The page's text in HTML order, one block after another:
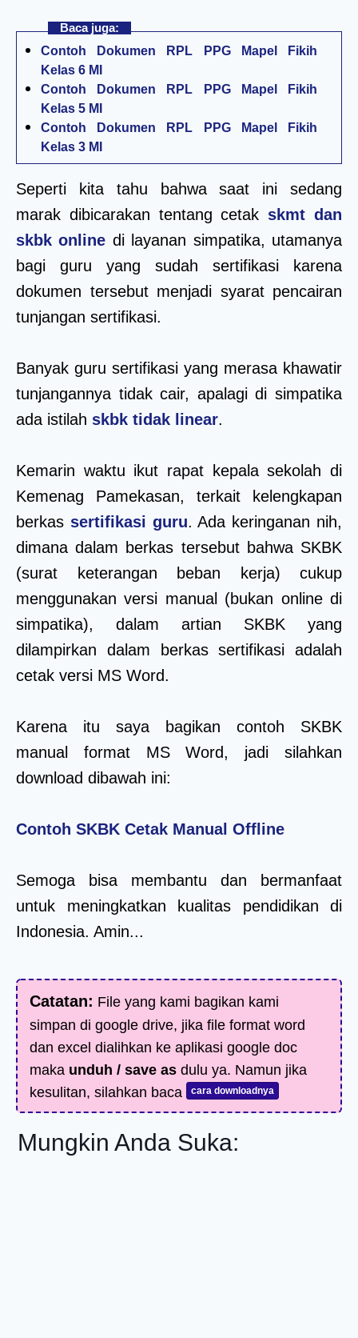
Baca juga:
Contoh Dokumen RPL PPG Mapel Fikih
Kelas 6 MI
Contoh Dokumen RPL PPG Mapel Fikih
Kelas 5 MI
Contoh Dokumen RPL PPG Mapel Fikih
Kelas 3 MI
Seperti kita tahu bahwa saat ini sedang
marak dibicarakan tentang cetak skmt dan
skbk online di layanan simpatika, utamanya
bagi guru yang sudah sertifikasi karena
dokumen tersebut menjadi syarat pencairan
tunjangan sertifikasi.
Banyak guru sertifikasi yang merasa khawatir
tunjangannya tidak cair, apalagi di simpatika
ada istilah skbk tidak linear.
Kemarin waktu ikut rapat kepala sekolah di
Kemenag Pamekasan, terkait kelengkapan
berkas sertifikasi guru. Ada keringanan nih,
dimana dalam berkas tersebut bahwa SKBK
(surat keterangan beban kerja) cukup
menggunakan versi manual (bukan online di
simpatika), dalam artian SKBK yang
dilampirkan dalam berkas sertifikasi adalah
cetak versi MS Word.
Karena itu saya bagikan contoh SKBK
manual format MS Word, jadi silahkan
download dibawah ini:
Contoh SKBK Cetak Manual Offline
Semoga bisa membantu dan bermanfaat
untuk meningkatkan kualitas pendidikan di
Indonesia. Amin...
Catatan: File yang kami bagikan kami
simpan di google drive, jika file format word
dan excel dialihkan ke aplikasi google doc
maka unduh / save as dulu ya. Namun jika
kesulitan, silahkan baca
cara downloadnya
Mungkin Anda Suka: